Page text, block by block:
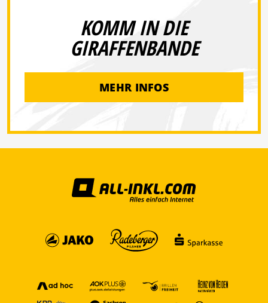
KOMM IN DIE
GIRAFFENBANDE
MEHR INFOS